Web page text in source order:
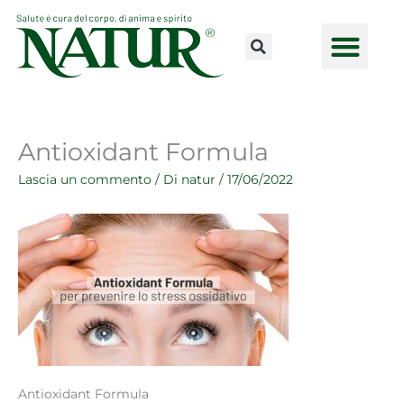
contenuto
Antioxidant Formula
Lascia un commento / Di natur / 17/06/2022
Antioxidant Formula